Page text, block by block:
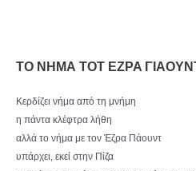
ΤΟ ΝΗΜΑ TOT EZPA
Κερδίζει νήμα από τη μνήμη
η πάντα κλέφτρα λήθη
αλλά το νήμα με τον Έζρα Πάουντ
υπάρχει, εκεί στην Πίζα